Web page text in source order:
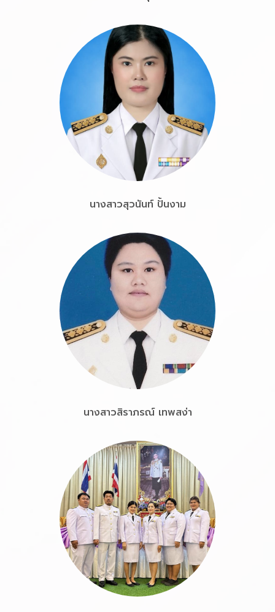
นางสาวสุวนันท์ ปั้นงาม
นางสาวสิราภรณ์ เทพสง่า